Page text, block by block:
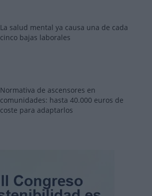
La salud mental ya causa una de cada
cinco bajas laborales
Normativa de ascensores en
comunidades: hasta 40.000 euros de
coste para adaptarlos